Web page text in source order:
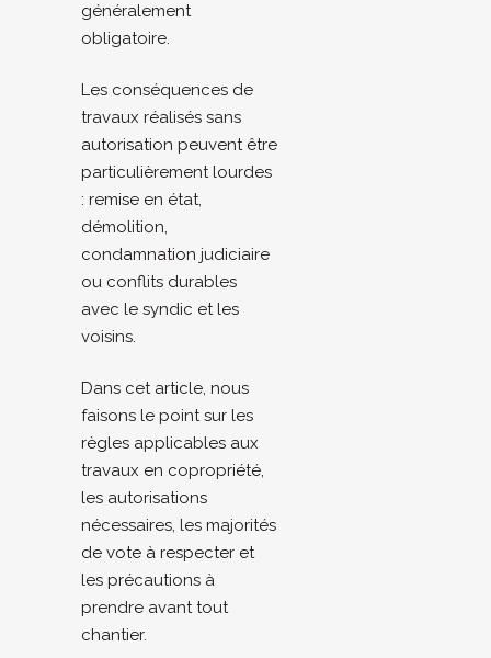
généralement
obligatoire.
Les conséquences de
travaux réalisés sans
autorisation peuvent être
particulièrement lourdes
: remise en état,
démolition,
condamnation judiciaire
ou conflits durables
avec le syndic et les
voisins.
Dans cet article, nous
faisons le point sur les
règles applicables aux
travaux en copropriété,
les autorisations
nécessaires, les majorités
de vote à respecter et
les précautions à
prendre avant tout
chantier.